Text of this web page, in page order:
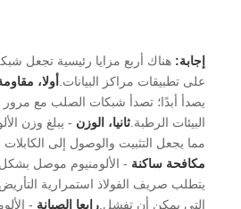
إجابة: هناك أربع مزايا رئيسية تجعل
على تطبيقات مراكز البيانات. أولا،
يصدأ أبدًا؛ تصدأ شبكات الصلب مع
البيئات الرطبة.ثانيا، الوزن
مما يجعل التثبيت والوصول إلى
مكافحة ساكنة - الألومنيوم موصل
يتطلب صريف الفولاذ استمرارية
التي يمكن أن تفشل.رابعا الصيانة -